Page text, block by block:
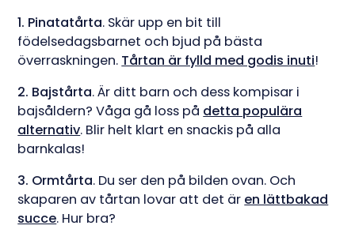
1. Pinatatårta. Skär upp en bit till
födelsedagsbarnet och bjud på bästa
överraskningen. Tårtan är fylld med godis inuti!
2. Bajstårta. Är ditt barn och dess kompisar i
bajsåldern? Våga gå loss på detta populära
alternativ. Blir helt klart en snackis på alla
barnkalas!
3. Ormtårta. Du ser den på bilden ovan. Och
skaparen av tårtan lovar att det är en lättbakad
succe. Hur bra?